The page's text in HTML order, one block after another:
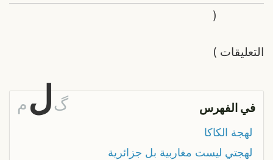
التعليقات
(
)
في الفهرس گل م
لهجة الكاكا
لهجتي ليست مغاربية بل جزائرية